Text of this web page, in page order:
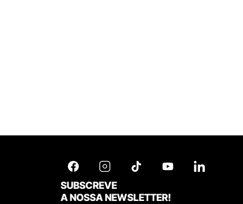
SUBSCREVE
A NOSSA NEWSLETTER!